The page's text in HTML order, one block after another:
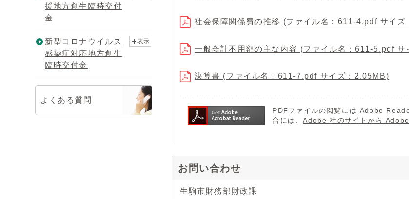
社会保障関係費の推移 (ファイル名：611-4.pdf サイ
一般会計不用額の主な内容 (ファイル名：611-5.pdf
決算書 (ファイル名：611-7.pdf サイズ：2.05MB)
PDFファイルの閲覧には Adobe
合には、Adobe 社のサイトから
お問い合わせ
生駒市財務部財政課
援地方創生臨時交付
金
新型コロナウイルス
感染症対応地方創生
臨時交付金
表示
よくある質問